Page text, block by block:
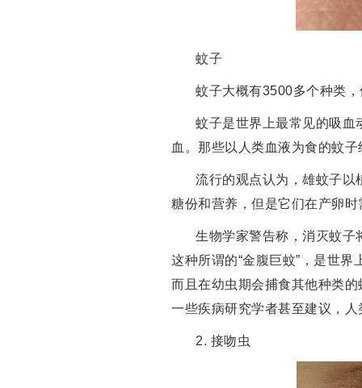
蚊子
蚊子大概有3500多个种类
蚊子是世界上最常见的吸血
血。那些以人类血液为食的蚊
流行的观点认为，雄蚊子以
糖份和营养，但是它们在产卵
生物学家警告称，消灭蚊子
这种所谓的“金腹巨蚊”，是世
而且在幼虫期会捕食其他种类
一些疾病研究学者甚至建议，人
2. 接吻虫